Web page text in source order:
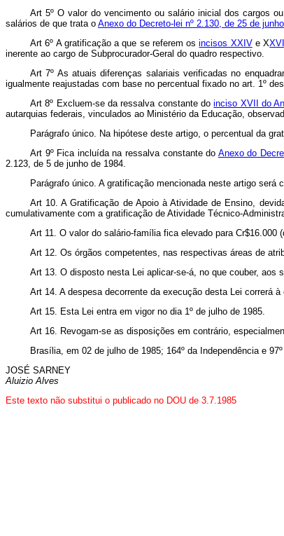
Art 5º O valor do vencimento ou salário inicial dos cargos
salários de que trata o Anexo do Decreto-lei nº 2.130, de 25 de
Art 6º A gratificação a que se referem osincisos XXIVe X
inerente ao cargo de Subprocurador-Geral do quadro respectivo.
Art 7º As atuais diferenças salariais verificadas no
igualmente reajustadas com base no percentual fixado no art. 1º
Art 8º Excluem-se da ressalva constante doinciso XVII do
autarquias federais, vinculados ao Ministério da Educação,
Parágrafo único. Na hipótese deste artigo, o percentual da
Art 9º Fica incluída na ressalva constante do Anexo do
2.123, de 5 de junho de 1984.
Parágrafo único. A gratificação mencionada neste artigo
Art 10. A Gratificação de Apoio à Atividade de Ensino,
cumulativamente com a gratificação de Atividade Técnico-
Art 11. O valor do salário-família fica elevado para Cr$16.000
Art 12. Os órgãos competentes, nas respectivas áreas de
Art 13. O disposto nesta Lei aplicar-se-á, no que couber,
Art 14. A despesa decorrente da execução desta Lei correrá
Art 15. Esta Lei entra em vigor no dia 1º de julho de 1985.
Art 16. Revogam-se as disposições em contrário,
Brasília, em 02 de julho de 1985; 164º da Independência e
JOSÉ SARNEY
Aluizio Alves
Este texto não substitui o publicado no DOU de 3.7.1985